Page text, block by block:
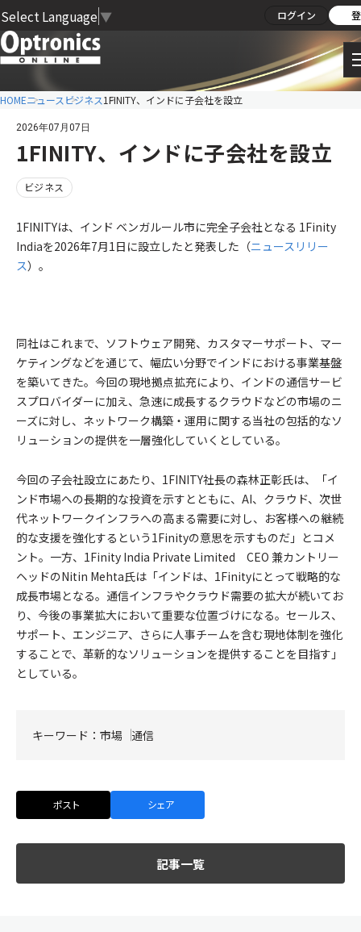
Select Language ▼ ログイン
HOMEニュース ビジネス1FINITY、インドに子会社を設立
2026年07月07日
1FINITY、インドに子会社を設立
ビジネス
1FINITYは、インド ベンガルール市に完全子会社となる 1Finity
Indiaを2026年7月1日に設立したと発表した（ニュースリリー
ス）。
同社はこれまで、ソフトウェア開発、カスタマーサポート、マー
ケティングなどを通じて、幅広い分野でインドにおける事業基盤
を築いてきた。今回の現地拠点拡充により、インドの通信サービ
スプロバイダーに加え、急速に成長するクラウドなどの市場のニ
ーズに対し、ネットワーク構築・運用に関する当社の包括的なソ
リューションの提供を一層強化していくとしている。
今回の子会社設立にあたり、1FINITY社長の森林正彰氏は、「イ
ンド市場への長期的な投資を示すとともに、AI、クラウド、次世
代ネットワークインフラへの高まる需要に対し、お客様への継続
的な支援を強化するという1Finityの意思を示すものだ」とコメ
ント。一方、1Finity India Private Limited CEO 兼カントリー
ヘッドのNitin Mehta氏は「インドは、1Finityにとって戦略的な
成長市場となる。通信インフラやクラウド需要の拡大が続いてお
り、今後の事業拡大において重要な位置づけになる。セールス、
サポート、エンジニア、さらに人事チームを含む現地体制を強化
することで、革新的なソリューションを提供することを目指す」
としている。
キーワード： 市場 通信
ポスト シェア
記事一覧